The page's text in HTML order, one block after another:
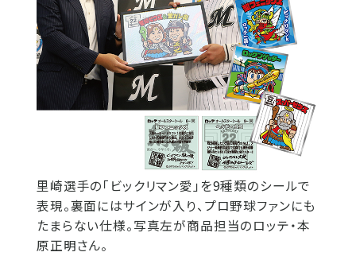
里崎選手の「ビックリマン愛」を9種類のシールで
表現。裏面にはサインが入り、プロ野球ファンにも
たまらない仕様。写真左が商品担当のロッテ・本
原正明さん。